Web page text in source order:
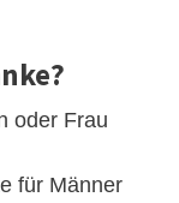
oder Frau
für Männer